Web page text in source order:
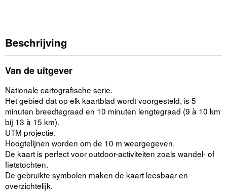
Beschrijving
Van de uitgever
Nationale cartografische serie.
Het gebied dat op elk kaartblad wordt voorgesteld, is 5
minuten breedtegraad en 10 minuten lengtegraad (9 à 10 km
bij 13 à 15 km).
UTM projectie.
Hoogtelijnen worden om de 10 m weergegeven.
De kaart is perfect voor outdoor-activiteiten zoals wandel- of
fietstochten.
De gebruikte symbolen maken de kaart leesbaar en
overzichtelijk.